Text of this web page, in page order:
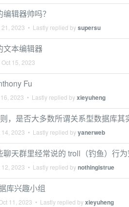
辑器帅吗？
21, 2023 • Lastly replied bysupersu
文本编辑器
Oct 15, 2023
Fu
2023 • Lastly replied byxieyuheng
，是否大多数所谓关系型数据库其
14, 2023 • Lastly replied byyanerweb
天群里经常说的 troll（钓鱼）行为
12, 2023 • Lastly replied bynothingistrue
库兴趣小组
11, 2023 • Lastly replied byxieyuheng